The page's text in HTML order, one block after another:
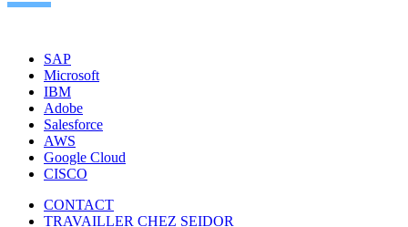
SAP
Microsoft
IBM
Adobe
Salesforce
AWS
Google Cloud
CISCO
CONTACT
TRAVAILLER CHEZ SEIDOR